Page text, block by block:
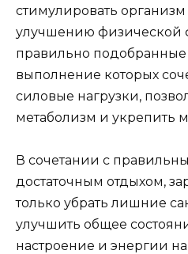
стимулировать
улучшению физической
правильно
выполнение которых
силовые нагрузки,
метаболизм и укрепить
В сочетании с
достаточным отдыхом,
только убрать лишние
улучшить общее
настроение и энергии